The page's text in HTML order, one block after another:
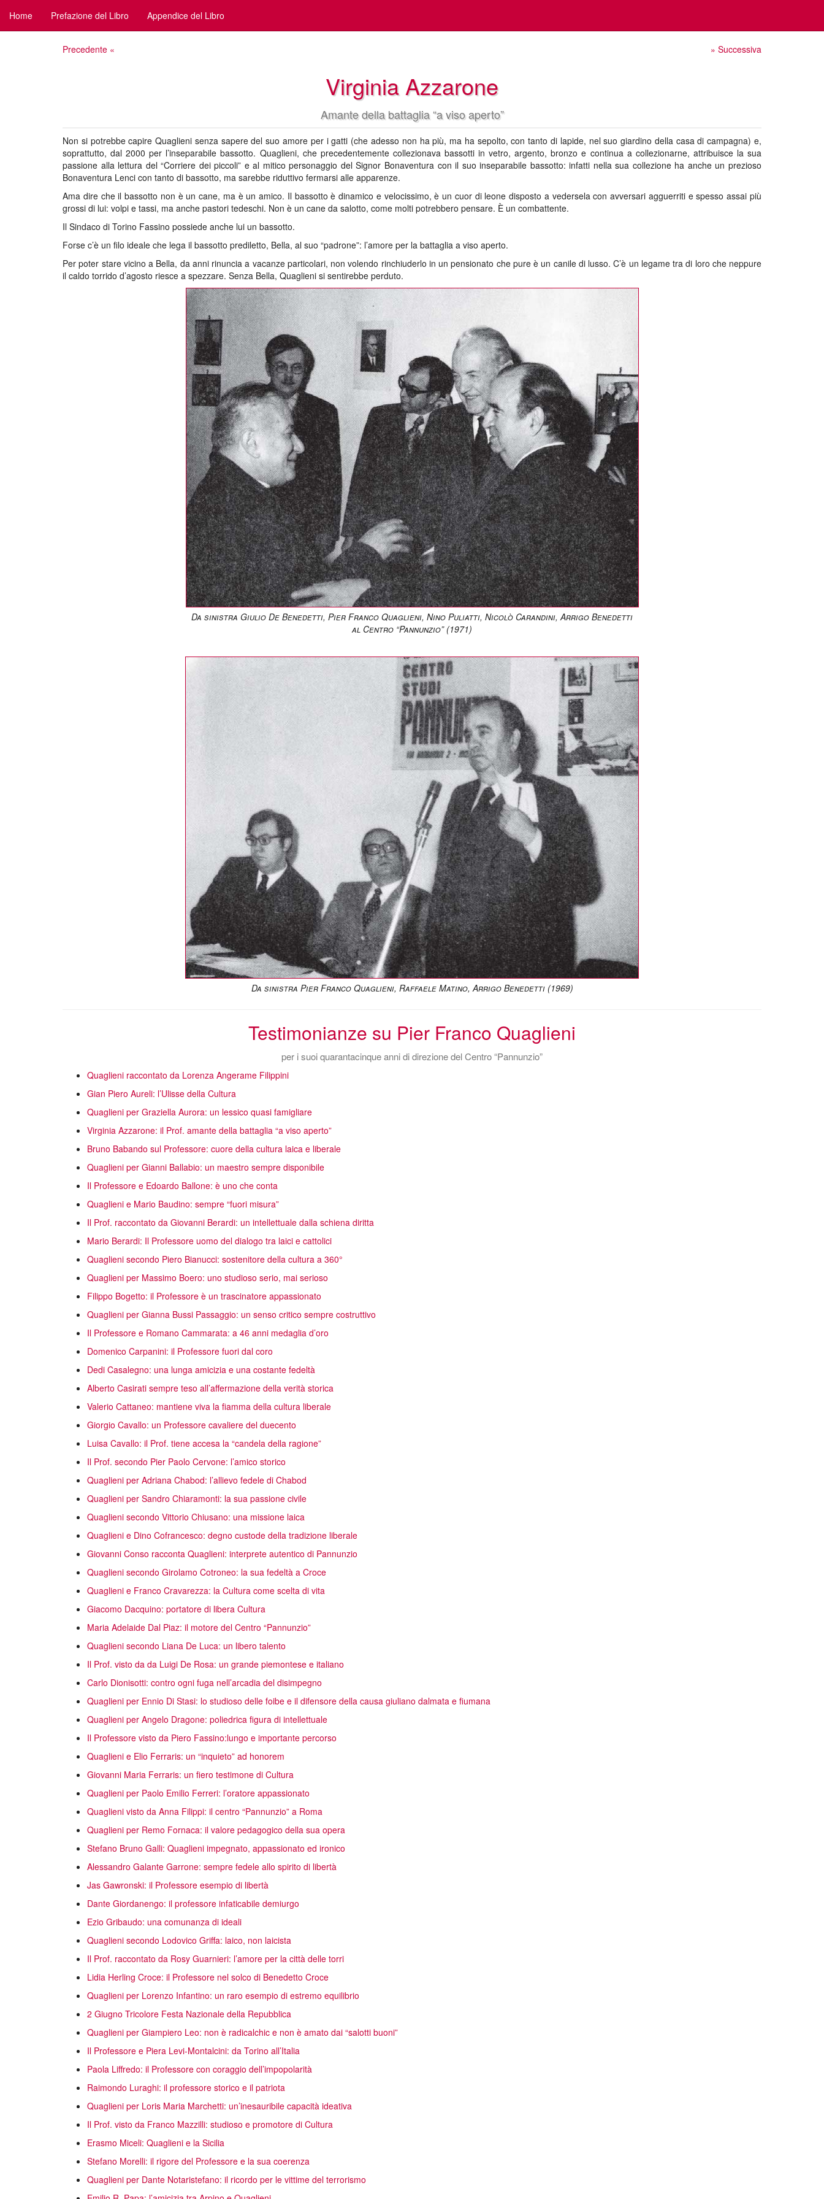
Home Prefazione del Libro Appendice del Libro
Precedente « » Successiva
Virginia Azzarone
Amante della battaglia “a viso aperto”
Non si potrebbe capire Quaglieni senza sapere del suo amore per i gatti (che adesso non ha più, ma ha sepolto, con tanto di lapide, nel suo giardino della casa di campagna) e,
soprattutto, dal 2000 per l’inseparabile bassotto. Quaglieni, che precedentemente collezionava bassotti in vetro, argento, bronzo e continua a collezionarne, attribuisce la sua
passione alla lettura del “Corriere dei piccoli” e al mitico personaggio del Signor Bonaventura con il suo inseparabile bassotto: infatti nella sua collezione ha anche un prezioso
Bonaventura Lenci con tanto di bassotto, ma sarebbe riduttivo fermarsi alle apparenze.
Ama dire che il bassotto non è un cane, ma è un amico. Il bassotto è dinamico e velocissimo, è un cuor di leone disposto a vedersela con avversari agguerriti e spesso assai più
grossi di lui: volpi e tassi, ma anche pastori tedeschi. Non è un cane da salotto, come molti potrebbero pensare. È un combattente.
Il Sindaco di Torino Fassino possiede anche lui un bassotto.
Forse c’è un filo ideale che lega il bassotto prediletto, Bella, al suo “padrone”: l’amore per la battaglia a viso aperto.
Per poter stare vicino a Bella, da anni rinuncia a vacanze particolari, non volendo rinchiuderlo in un pensionato che pure è un canile di lusso. C’è un legame tra di loro che neppure
il caldo torrido d’agosto riesce a spezzare. Senza Bella, Quaglieni si sentirebbe perduto.
Da sinistra Giulio De Benedetti, Pier Franco Quaglieni, Nino Puliatti, Nicolò Carandini, Arrigo Benedetti
al Centro “Pannunzio” (1971)
Da sinistra Pier Franco Quaglieni, Raffaele Matino, Arrigo Benedetti (1969)
Testimonianze su Pier Franco Quaglieni
per i suoi quarantacinque anni di direzione del Centro “Pannunzio”
Quaglieni raccontato da Lorenza Angerame Filippini
Gian Piero Aureli: l’Ulisse della Cultura
Quaglieni per Graziella Aurora: un lessico quasi famigliare
Virginia Azzarone: il Prof. amante della battaglia “a viso aperto”
Bruno Babando sul Professore: cuore della cultura laica e liberale
Quaglieni per Gianni Ballabio: un maestro sempre disponibile
Il Professore e Edoardo Ballone: è uno che conta
Quaglieni e Mario Baudino: sempre “fuori misura”
Il Prof. raccontato da Giovanni Berardi: un intellettuale dalla schiena diritta
Mario Berardi: Il Professore uomo del dialogo tra laici e cattolici
Quaglieni secondo Piero Bianucci: sostenitore della cultura a 360°
Quaglieni per Massimo Boero: uno studioso serio, mai serioso
Filippo Bogetto: il Professore è un trascinatore appassionato
Quaglieni per Gianna Bussi Passaggio: un senso critico sempre costruttivo
Il Professore e Romano Cammarata: a 46 anni medaglia d’oro
Domenico Carpanini: il Professore fuori dal coro
Dedi Casalegno: una lunga amicizia e una costante fedeltà
Alberto Casirati sempre teso all’affermazione della verità storica
Valerio Cattaneo: mantiene viva la fiamma della cultura liberale
Giorgio Cavallo: un Professore cavaliere del duecento
Luisa Cavallo: il Prof. tiene accesa la “candela della ragione”
Il Prof. secondo Pier Paolo Cervone: l’amico storico
Quaglieni per Adriana Chabod: l’allievo fedele di Chabod
Quaglieni per Sandro Chiaramonti: la sua passione civile
Quaglieni secondo Vittorio Chiusano: una missione laica
Quaglieni e Dino Cofrancesco: degno custode della tradizione liberale
Giovanni Conso racconta Quaglieni: interprete autentico di Pannunzio
Quaglieni secondo Girolamo Cotroneo: la sua fedeltà a Croce
Quaglieni e Franco Cravarezza: la Cultura come scelta di vita
Giacomo Dacquino: portatore di libera Cultura
Maria Adelaide Dal Piaz: il motore del Centro “Pannunzio”
Quaglieni secondo Liana De Luca: un libero talento
Il Prof. visto da da Luigi De Rosa: un grande piemontese e italiano
Carlo Dionisotti: contro ogni fuga nell’arcadia del disimpegno
Quaglieni per Ennio Di Stasi: lo studioso delle foibe e il difensore della causa giuliano dalmata e fiumana
Quaglieni per Angelo Dragone: poliedrica figura di intellettuale
Il Professore visto da Piero Fassino:lungo e importante percorso
Quaglieni e Elio Ferraris: un “inquieto” ad honorem
Giovanni Maria Ferraris: un fiero testimone di Cultura
Quaglieni per Paolo Emilio Ferreri: l’oratore appassionato
Quaglieni visto da Anna Filippi: il centro “Pannunzio” a Roma
Quaglieni per Remo Fornaca: il valore pedagogico della sua opera
Stefano Bruno Galli: Quaglieni impegnato, appassionato ed ironico
Alessandro Galante Garrone: sempre fedele allo spirito di libertà
Jas Gawronski: il Professore esempio di libertà
Dante Giordanengo: il professore infaticabile demiurgo
Ezio Gribaudo: una comunanza di ideali
Quaglieni secondo Lodovico Griffa: laico, non laicista
Il Prof. raccontato da Rosy Guarnieri: l’amore per la città delle torri
Lidia Herling Croce: il Professore nel solco di Benedetto Croce
Quaglieni per Lorenzo Infantino: un raro esempio di estremo equilibrio
2 Giugno Tricolore Festa Nazionale della Repubblica
Quaglieni per Giampiero Leo: non è radicalchic e non è amato dai “salotti buoni”
Il Professore e Piera Levi-Montalcini: da Torino all’Italia
Paola Liffredo: il Professore con coraggio dell’impopolarità
Raimondo Luraghi: il professore storico e il patriota
Quaglieni per Loris Maria Marchetti: un’inesauribile capacità ideativa
Il Prof. visto da Franco Mazzilli: studioso e promotore di Cultura
Erasmo Miceli: Quaglieni e la Sicilia
Stefano Morelli: il rigore del Professore e la sua coerenza
Quaglieni per Dante Notaristefano: il ricordo per le vittime del terrorismo